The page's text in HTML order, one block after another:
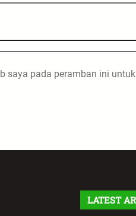
saya pada peramban ini
LATEST